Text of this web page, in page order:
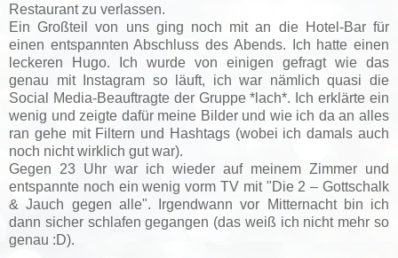
Restaurant zu verlassen.
Ein Großteil von uns ging noch mit an die Hotel-Bar für
einen entspannten Abschluss des Abends. Ich hatte einen
leckeren Hugo. Ich wurde von einigen gefragt wie das
genau mit Instagram so läuft, ich war nämlich quasi die
Social Media-Beauftragte der Gruppe *lach*. Ich erklärte ein
wenig und zeigte dafür meine Bilder und wie ich da an alles
ran gehe mit Filtern und Hashtags (wobei ich damals auch
noch nicht wirklich gut war).
Gegen 23 Uhr war ich wieder auf meinem Zimmer und
entspannte noch ein wenig vorm TV mit "Die 2 – Gottschalk
& Jauch gegen alle". Irgendwann vor Mitternacht bin ich
dann sicher schlafen gegangen (das weiß ich nicht mehr so
genau :D).